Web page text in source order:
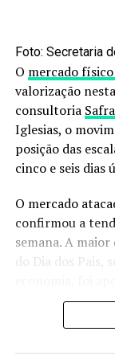
UP NEXT
USDA aponta
no milho dos EUA
DON'T MISS
Mercado de soja
Foto: Secretaria
O mercado
valorização
consultoria
Iglesias, o
posição das
cinco e seis dias
O mercado
confirmou a
semana. A
do Dia dos Pais,
avanço dos
Para a próxima
reposição mais